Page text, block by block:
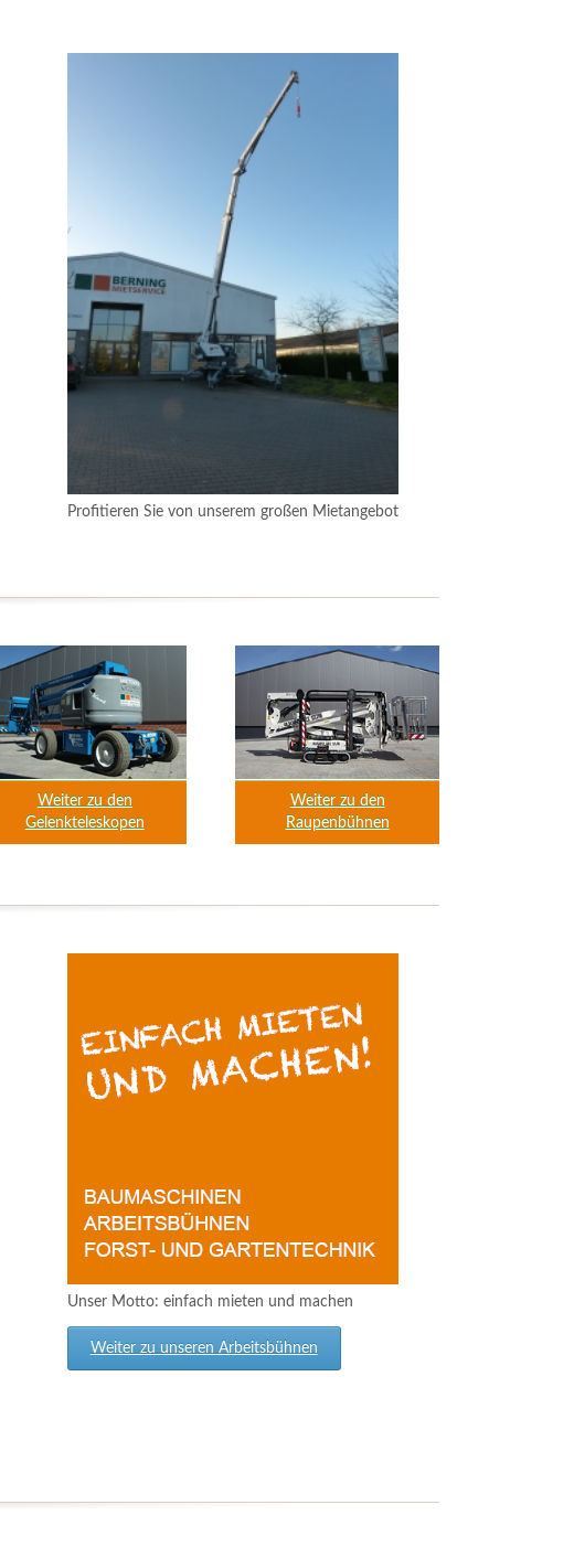
Profitieren Sie von unserem großen Mietangebot
Weiter zu den
Gelenkteleskopen
Weiter zu den
Raupenbühnen
Unser Motto: einfach mieten und machen
Weiter zu unseren Arbeitsbühnen